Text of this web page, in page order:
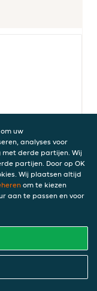
tonijn,
ebi,
uw
analyses voor
derde partijen. Wij
partijen. Door op OK
Wij plaatsen altijd
om te kiezen
aan te passen en voor